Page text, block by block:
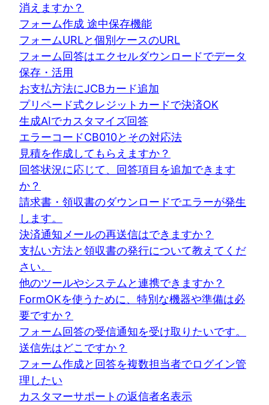
消えますか？
フォーム作成 途中保存機能
フォームURLと個別ケースのURL
フォーム回答はエクセルダウンロードでデータ
保存・活用
お支払方法にJCBカード追加
プリペード式クレジットカードで決済OK
生成AIでカスタマイズ回答
エラーコードCB010とその対応法
見積を作成してもらえますか？
回答状況に応じて、回答項目を追加できます
か？
請求書・領収書のダウンロードでエラーが発生
します。
決済通知メールの再送信はできますか？
支払い方法と領収書の発行について教えてくだ
さい。
他のツールやシステムと連携できますか？
FormOKを使うために、特別な機器や準備は必
要ですか？
フォーム回答の受信通知を受け取りたいです。
送信先はどこですか？
フォーム作成と回答を複数担当者でログイン管
理したい
カスタマーサポートの返信者名表示